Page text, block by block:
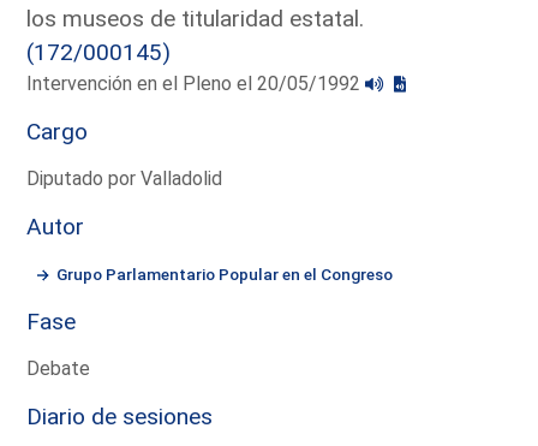
los museos de titularidad estatal.
(172/000145)
Intervención en el Pleno el 20/05/1992
Cargo
Diputado por Valladolid
Autor
Grupo Parlamentario Popular en el Congreso
Fase
Debate
Diario de sesiones